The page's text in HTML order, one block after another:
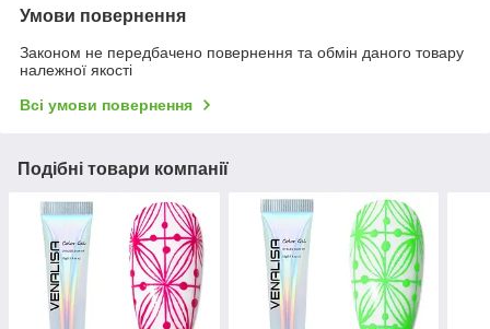
Умови повернення
Законом не передбачено повернення та обмін даного товару
належної якості
Всі умови повернення
Подібні товари компанії